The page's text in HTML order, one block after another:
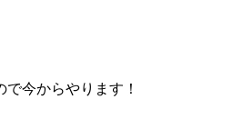
やります！